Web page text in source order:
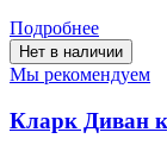
Подробнее
Нет в наличии
Мы рекомендуем
Кларк Диван